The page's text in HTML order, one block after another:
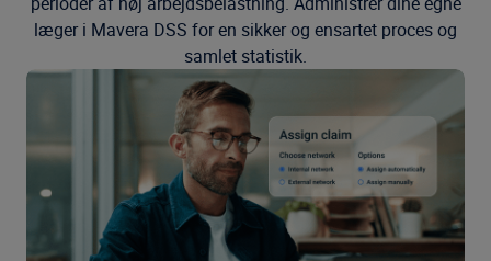
læger i Mavera DSS for en sikker og ensartet proces og
samlet statistik.